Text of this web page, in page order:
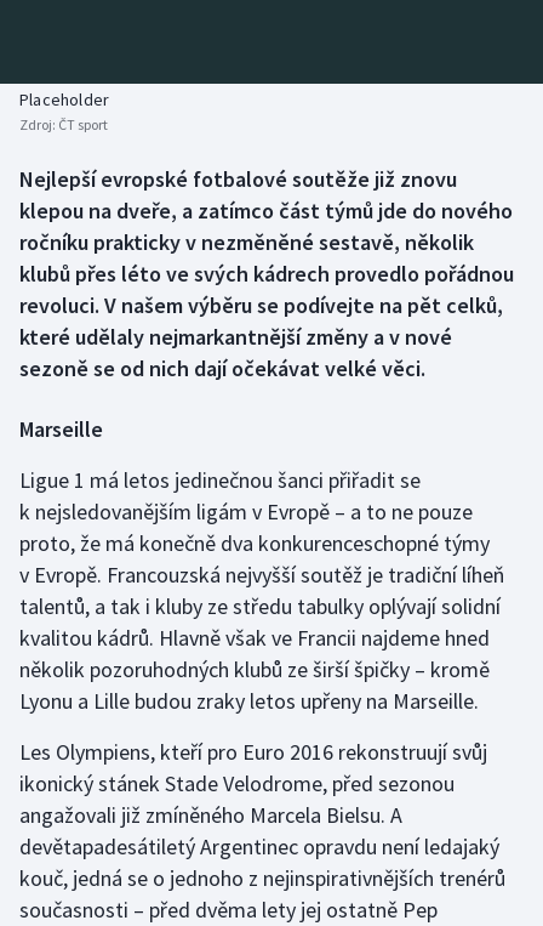
Biatlon
Boby a skeleton
Box
Curling
Dostihy
Florbal
Futsal
Golf
Gymnastika
Házená
Jezdectví
Judo
Krasobruslení
Lezení
Aplikace ČT sport
AZ kvíz
Placeholder
Zdroj: ČT sport
Nejlepší evropské fotbalové soutěže již znovu
klepou na dveře, a zatímco část týmů jde do nového
ročníku prakticky v nezměněné sestavě, několik
klubů přes léto ve svých kádrech provedlo pořádnou
revoluci. V našem výběru se podívejte na pět celků,
které udělaly nejmarkantnější změny a v nové
sezoně se od nich dají očekávat velké věci.
Marseille
Ligue 1 má letos jedinečnou šanci přiřadit se
k nejsledovanějším ligám v Evropě – a to ne pouze
proto, že má konečně dva konkurenceschopné týmy
v Evropě. Francouzská nejvyšší soutěž je tradiční líheň
talentů, a tak i kluby ze středu tabulky oplývají solidní
kvalitou kádrů. Hlavně však ve Francii najdeme hned
několik pozoruhodných klubů ze širší špičky – kromě
Lyonu a Lille budou zraky letos upřeny na Marseille.
Les Olympiens, kteří pro Euro 2016 rekonstruují svůj
ikonický stánek Stade Velodrome, před sezonou
angažovali již zmíněného Marcela Bielsu. A
devětapadesátiletý Argentinec opravdu není ledajaký
kouč, jedná se o jednoho z nejinspirativnějších trenérů
současnosti – před dvěma lety jej ostatně Pep